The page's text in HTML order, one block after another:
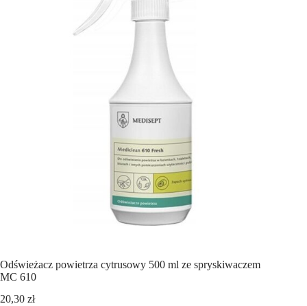
Odświeżacz powietrza cytrusowy 500 ml ze spryskiwaczem
MC 610
20,30 zł